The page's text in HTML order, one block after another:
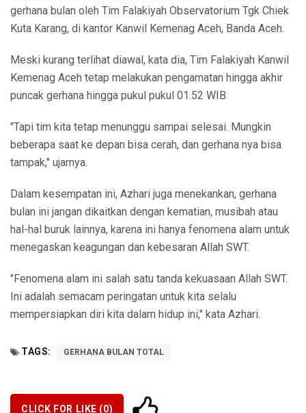
gerhana bulan oleh Tim Falakiyah Observatorium Tgk Chiek
Kuta Karang, di kantor Kanwil Kemenag Aceh, Banda Aceh.
Meski kurang terlihat diawal, kata dia, Tim Falakiyah Kanwil
Kemenag Aceh tetap melakukan pengamatan hingga akhir
puncak gerhana hingga pukul pukul 01.52 WIB
"Tapi tim kita tetap menunggu sampai selesai. Mungkin
beberapa saat ke depan bisa cerah, dan gerhana nya bisa
tampak," ujarnya.
Dalam kesempatan ini, Azhari juga menekankan, gerhana
bulan ini jangan dikaitkan dengan kematian, musibah atau
hal-hal buruk lainnya, karena ini hanya fenomena alam untuk
menegaskan keagungan dan kebesaran Allah SWT.
"Fenomena alam ini salah satu tanda kekuasaan Allah SWT.
Ini adalah semacam peringatan untuk kita selalu
mempersiapkan diri kita dalam hidup ini," kata Azhari.
TAGS: GERHANA BULAN TOTAL
CLICK FOR LIKE (0)